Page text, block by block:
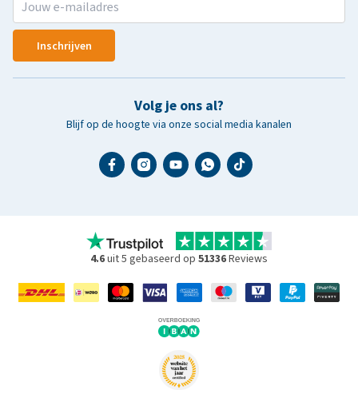
Inschrijven
Volg je ons al?
Blijf op de hoogte via onze social media kanalen
4.6uit 5 gebaseerd op 51336Reviews